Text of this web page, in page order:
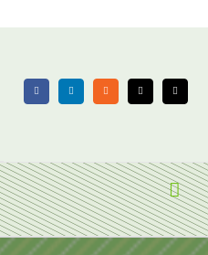
FacebookLinkedIn Rss X Email